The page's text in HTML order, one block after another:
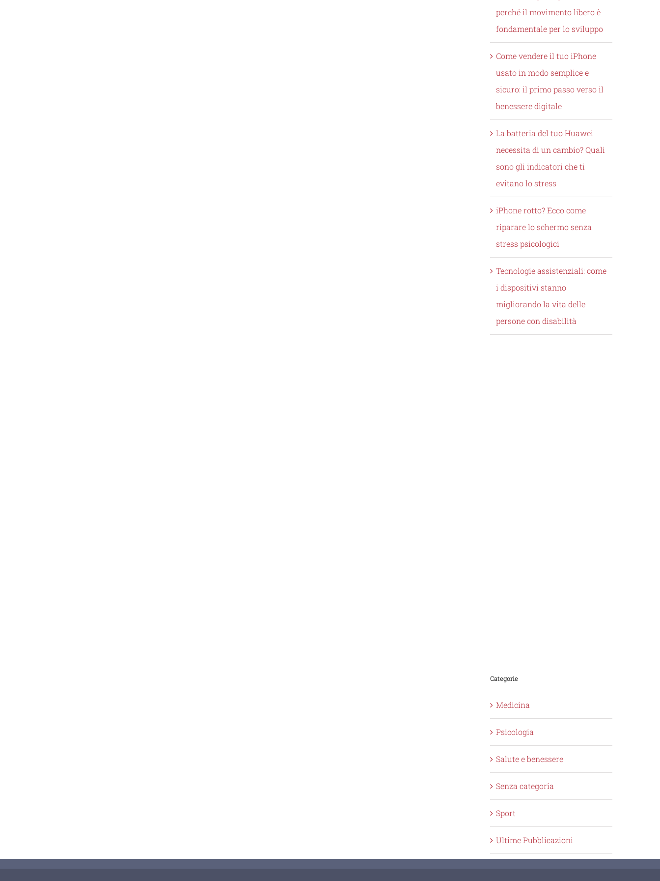
perché il movimento libero è
fondamentale per lo sviluppo
Come vendere il tuo iPhone
usato in modo semplice e
sicuro: il primo passo verso il
benessere digitale
La batteria del tuo Huawei
necessita di un cambio? Quali
sono gli indicatori che ti
evitano lo stress
iPhone rotto? Ecco come
riparare lo schermo senza
stress psicologici
Tecnologie assistenziali: come
i dispositivi stanno
migliorando la vita delle
persone con disabilità
Categorie
Medicina
Psicologia
Salute e benessere
Senza categoria
Sport
Ultime Pubblicazioni